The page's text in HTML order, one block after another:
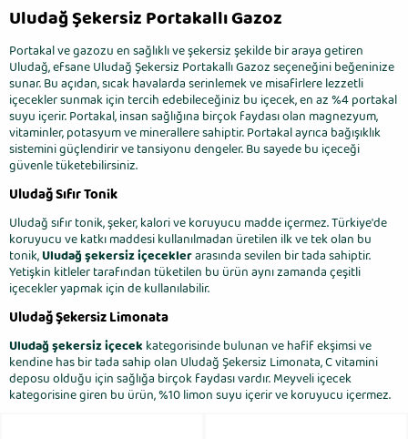
Uludağ Şekersiz Portakallı Gazoz
Portakal ve gazozu en sağlıklı ve şekersiz şekilde bir araya getiren
Uludağ, efsane Uludağ Şekersiz Portakallı Gazoz seçeneğini beğeninize
sunar. Bu açıdan, sıcak havalarda serinlemek ve misafirlere lezzetli
içecekler sunmak için tercih edebileceğiniz bu içecek, en az %4 portakal
suyu içerir. Portakal, insan sağlığına birçok faydası olan magnezyum,
vitaminler, potasyum ve minerallere sahiptir. Portakal ayrıca bağışıklık
sistemini güçlendirir ve tansiyonu dengeler. Bu sayede bu içeceği
güvenle tüketebilirsiniz.
Uludağ Sıfır Tonik
Uludağ sıfır tonik, şeker, kalori ve koruyucu madde içermez. Türkiye'de
koruyucu ve katkı maddesi kullanılmadan üretilen ilk ve tek olan bu
tonik,Uludağ şekersiz içeceklerarasında sevilen bir tada sahiptir.
Yetişkin kitleler tarafından tüketilen bu ürün aynı zamanda çeşitli
içecekler yapmak için de kullanılabilir.
Uludağ Şekersiz Limonata
Uludağ şekersiz içecek kategorisinde bulunan ve hafif ekşimsi ve
kendine has bir tada sahip olan Uludağ Şekersiz Limonata, C vitamini
deposu olduğu için sağlığa birçok faydası vardır. Meyveli içecek
kategorisine giren bu ürün, %10 limon suyu içerir ve koruyucu içermez.